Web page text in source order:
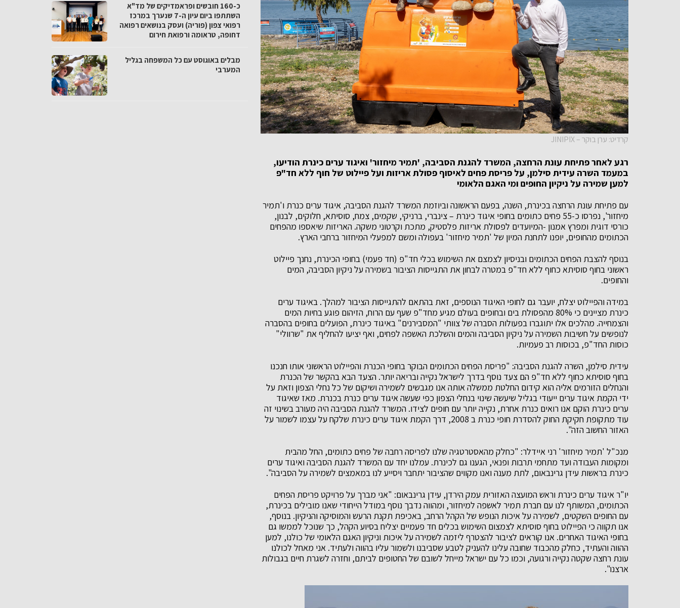
קרדיט: ערן בוקר – JINIPIX
רגע לאחר פתיחת עונת הרחצה, המשרד להגנת הסביבה, 'תמיר מיחזור' ואיגוד ערים כינרת הודיעו,
במעמד השרה עידית סילמן, על פריסת פחים לאיסוף פסולת אריזות ועל פיילוט של חוף ללא חד"פ
למען שמירה על ניקיון החופים ומי האגם הלאומי
עם פתיחת עונת הרחצה בכינרת, השנה, בפעם הראשונה וביוזמת המשרד להגנת הסביבה, איגוד ערים כנרת ו'תמיר
מיחזור', נפרסו כ-55 פחים כתומים בחופי איגוד כינרת – צינברי, ברניקי, שקמים, צמח, סוסיתא, חלוקים, לבנון,
כורסי דוגית ומפרץ אמנון -המיועדים לפסולת אריזות פלסטיק, מתכת וקרטוני משקה. האריזות שיאספו מהפחים
הכתומים מהחופים, יופנו לתחנת המיון של 'תמיר מיחזור' בעפולה ומשם למפעלי המיחזור ברחבי הארץ.
בנוסף להצבת הפחים הכתומים ובניסיון לצמצם את השימוש בכלי חד"פ (חד פעמי) בחופי הכינרת, נחנך פיילוט
ראשוני בחוף סוסיתא כחוף ללא חד"פ במטרה לבחון את התגייסות הציבור בשמירה על ניקיון הסביבה, המים
והחופים.
במידה והפיילוט יצלח, יועבר גם לחופי האיגוד הנוספים, זאת בהתאם להתגייסות הציבור למהלך. באיגוד ערים
כינרת מציינים כי 80% מהפסולת בים ובחופים בעולם מגיע מחד"פ שעף עם הרוח, הזיהום פוגע בחיות המים
והצמחייה. מהלכים אלו יתוגברו בפעולות הסברה של צוותי "המסבירנים" באיגוד כינרת, הפועלים בחופים בהסברה
לנופשים על חשיבות השמירה על ניקיון הסביבה והמים והשלכת האשפה לפחים, ואף יציעו להחליף את "שרוולי"
כוסות החד"פ, בכוסות רב פעמיות.
עידית סילמן, השרה להגנת הסביבה: "פריסת הפחים הכתומים הבוקר בחופי הכנרת והפיילוט הראשוני אותו חנכנו
בחוף סוסיתא כחוף ללא חד"פ הם צעד נוסף בדרך לישראל נקייה ובריאה יותר. הצעד הבא בהקשר של הכנרת
והנחלים הזורמים אליה הוא קידום החלטת ממשלה אותה אנו מגבשים לשמירה ושיקום של כל נחלי הצפון וזאת על
ידי הקמת איגוד ערים ייעודי בגליל שיעשה שינוי בנחלי הצפון כפי שעשה איגוד ערים כנרת בכנרת. מאז שאיגוד
ערים כינרת הוקם אנו רואים כנרת אחרת, נקייה יותר עם חופים לצידו. המשרד להגנת הסביבה היה מעורב בשינוי זה
עוד מתקופת חקיקת החוק להסדרת חופי כנרת ב 2008, דרך הקמת איגוד ערים כינרת שלקח על עצמו לשמור על
האזור החשוב הזה".
מנכ"ל 'תמיר מיחזור' רני איידלר: "כחלק מהאסטרטגיה שלנו לפריסה רחבה של פחים כתומים, החל מהבית
ומקומות העבודה ועד מתחמי תרבות ופנאי, הגענו גם לכינרת. עמלנו יחד עם המשרד להגנת הסביבה ואיגוד ערים
כינרת בראשות עידן גרינבאום, לתת מענה ואנו מקווים שהציבור יתחבר ויסייע לנו במאמצים לשמירה על הסביבה".
יו"ר איגוד ערים כינרת וראש המועצה האזורית עמק הירדן, עידן גרינבאום: "אני מברך על פרויקט פריסת הפחים
הכתומים, המשותף לנו עם חברת תמיר לאשפה למיחזור, ומהווה נדבך נוסף במודל הייחודי שאנו מובילים בכינרת,
עם החופים השקטים, לשמירה על איכות הנופש של הקהל הרחב, באכיפת תקנת הרעש והמוסיקה והניקיון. בנוסף,
אנו תקווה כי הפיילוט בחוף סוסיתא לצמצום השימוש בכלים חד פעמיים יצליח בסיוע הקהל, כך שנוכל לממשו גם
בחופי האיגוד האחרים. אנו קוראים לציבור להצטרף ליזמה לשמירה על איכות וניקיון האגם הלאומי של כולנו, למען
ההווה והעתיד, כחלק מהכבוד שחובה עלינו להעניק לטבע שסביבנו ולשמור עליו בהווה ולעתיד. אני מאחל לכולנו
עונת רחצה שקטה נקייה ורגועה, וכמו כל עם ישראל מייחל לשובם של החטופים לביתם, וחזרה לשגרת חיים בגבולות
ארצנו".
כ-160 חובשים ופראמדיקים של מד"א
השתתפו ביום עיון ה-7 שנערך במרכז
רפואי צפון (פוריה) ועסק בנושאים רפואה
דחופה, טראומה ורפואת חירום
מבלים באוגוסט עם כל המשפחה בגליל
המערבי